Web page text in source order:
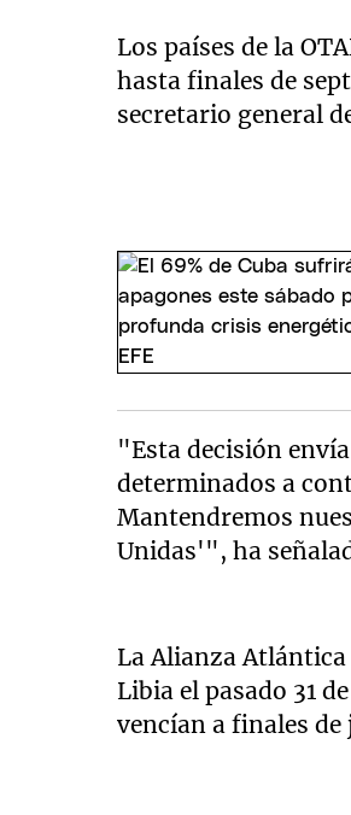
Los países de la
hasta finales de
secretario general
"Esta decisión
determinados a
Mantendremos
Unidas'", ha
La Alianza
Libia el pasado 31
vencían a finales de